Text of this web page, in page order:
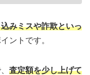
みミスや詐欺といっ
ントです。
査定額を少し上げて